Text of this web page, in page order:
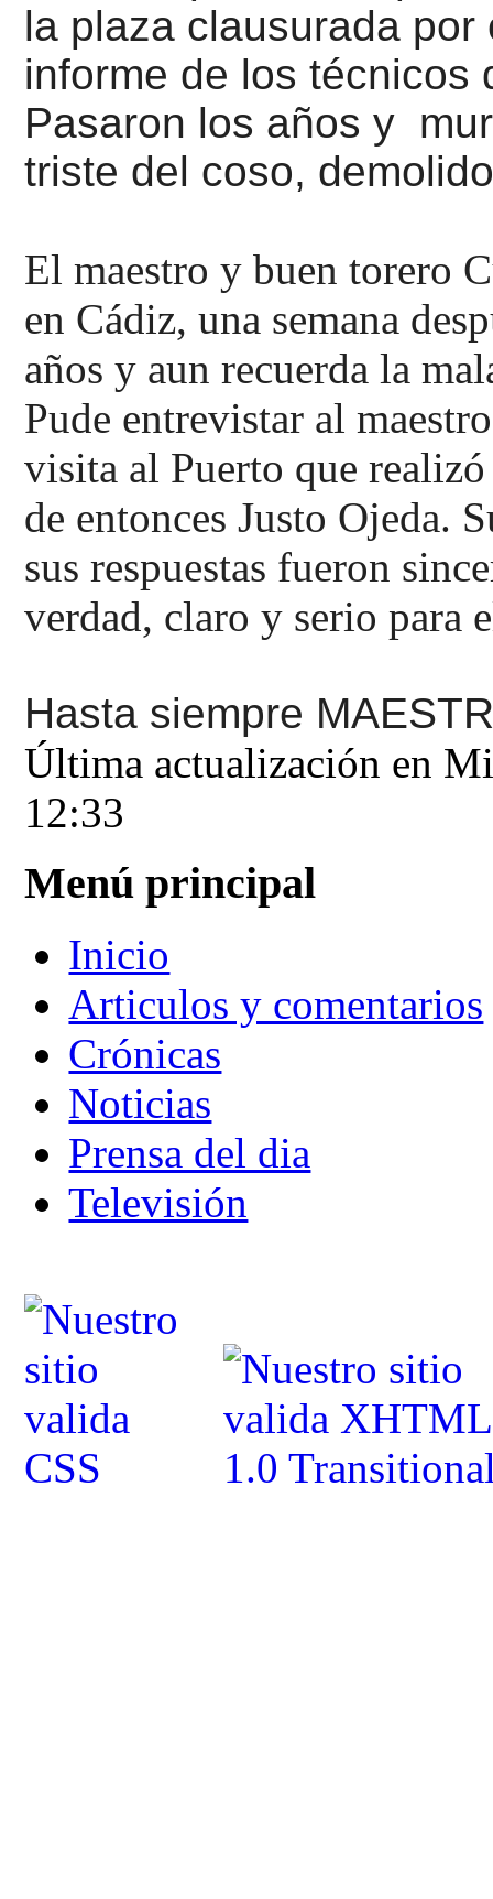
la plaza clausurada
informe de los técnicos
Pasaron los años y
triste del coso,
El maestro y buen torero
en Cádiz, una semana
años y aun recuerda la
Pude entrevistar al
visita al Puerto que
de entonces Justo Ojeda.
sus respuestas fueron
verdad, claro y serio para
Hasta siempre
Última actualización en
12:33
Menú principal
Inicio
Articulos y comentarios
Crónicas
Noticias
Prensa del dia
Televisión